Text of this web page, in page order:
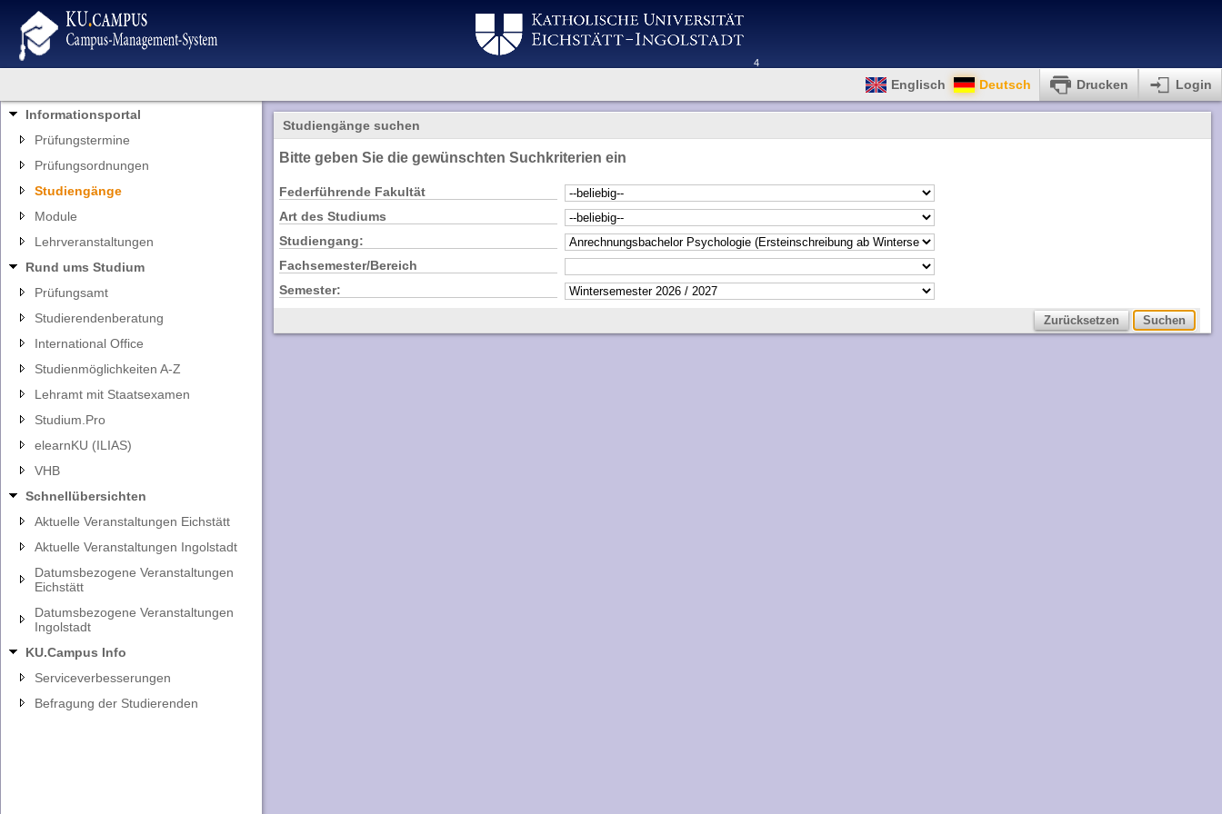
4
Englisch Deutsch Drucken Login
Informationsportal
Prüfungstermine
Prüfungsordnungen
Studiengänge
Module
Lehrveranstaltungen
Rund ums Studium
Prüfungsamt
Studierendenberatung
International Office
Studienmöglichkeiten A-Z
Lehramt mit Staatsexamen
Studium.Pro
elearnKU (ILIAS)
VHB
Schnellübersichten
Aktuelle Veranstaltungen Eichstätt
Aktuelle Veranstaltungen Ingolstadt
Datumsbezogene Veranstaltungen
Eichstätt
Datumsbezogene Veranstaltungen
Ingolstadt
KU.Campus Info
Serviceverbesserungen
Befragung der Studierenden
Studiengänge suchen
Bitte geben Sie die gewünschten Suchkriterien ein
Federführende Fakultät
Art des Studiums
Studiengang:
Fachsemester/Bereich
Semester: